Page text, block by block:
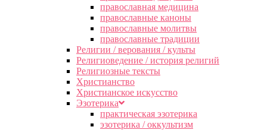
православная медицина
православные каноны
православные молитвы
православные традиции
Религии / верования / культы
Религиоведение / история религий
Религиозные тексты
Христианство
Христианское искусство
Эзотерика
практическая эзотерика
эзотерика / оккультизм